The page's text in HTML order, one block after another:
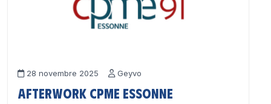
28 novembre 2025 Geyvo
Afterwork CPME Essonne